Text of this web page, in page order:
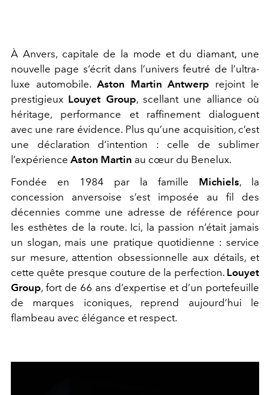
À Anvers, capitale de la mode et du diamant, une
nouvelle page s’écrit dans l’univers feutré de l’ultra-
luxe automobile. Aston Martin Antwerp rejoint le
prestigieux Louyet Group, scellant une alliance où
héritage, performance et raffinement dialoguent
avec une rare évidence. Plus qu’une acquisition, c’est
une déclaration d’intention : celle de sublimer
l’expérience Aston Martin au cœur du Benelux.
Fondée en 1984 par la famille Michiels, la
concession anversoise s’est imposée au fil des
décennies comme une adresse de référence pour
les esthètes de la route. Ici, la passion n’était jamais
un slogan, mais une pratique quotidienne : service
sur mesure, attention obsessionnelle aux détails, et
cette quête presque couture de la perfection. Louyet
Group, fort de 66 ans d’expertise et d’un portefeuille
de marques iconiques, reprend aujourd’hui le
flambeau avec élégance et respect.